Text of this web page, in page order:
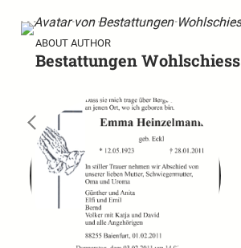
ABOUT AUTHOR
Bestattungen Wohlschiess
←